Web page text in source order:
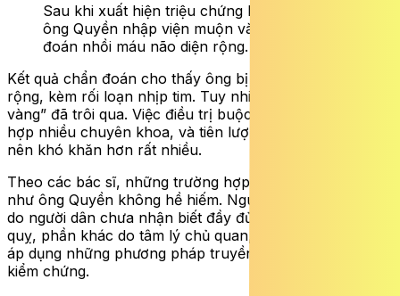
Sau khi xuất hiện triệu chứng liệt và nói khó,
ông Quyền nhập viện muộn và được chẩn
đoán nhồi máu não diện rộng. Ảnh: Đan Tâm.
Kết quả chẩn đoán cho thấy ông bị nhồi máu não diện
rộng, kèm rối loạn nhịp tim. Tuy nhiên, lúc này “giờ
vàng” đã trôi qua. Việc điều trị buộc phải kéo dài, phối
hợp nhiều chuyên khoa, và tiên lượng phục hồi cũng trở
nên khó khăn hơn rất nhiều.
Theo các bác sĩ, những trường hợp nhập viện muộn
như ông Quyền không hề hiếm. Nguyên nhân một phần
do người dân chưa nhận biết đầy đủ các dấu hiệu đột
quỵ, phần khác do tâm lý chủ quan, chần chừ, thậm chí
áp dụng những phương pháp truyền miệng chưa được
kiểm chứng.